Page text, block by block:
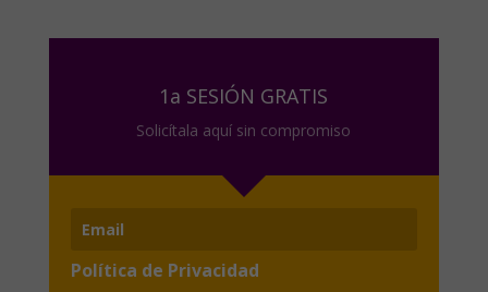
1a SESIÓN GRATIS
Solicítala aquí sin compromiso
Política de Privacidad